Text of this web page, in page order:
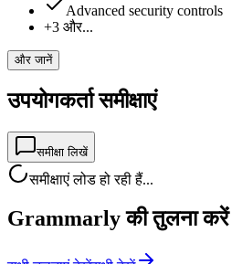
Advanced security controls
+3 और...
और जानें
उपयोगकर्ता समीक्षाएं
समीक्षा लिखें
समीक्षाएं लोड हो रही हैं...
Grammarly की तुलना करें